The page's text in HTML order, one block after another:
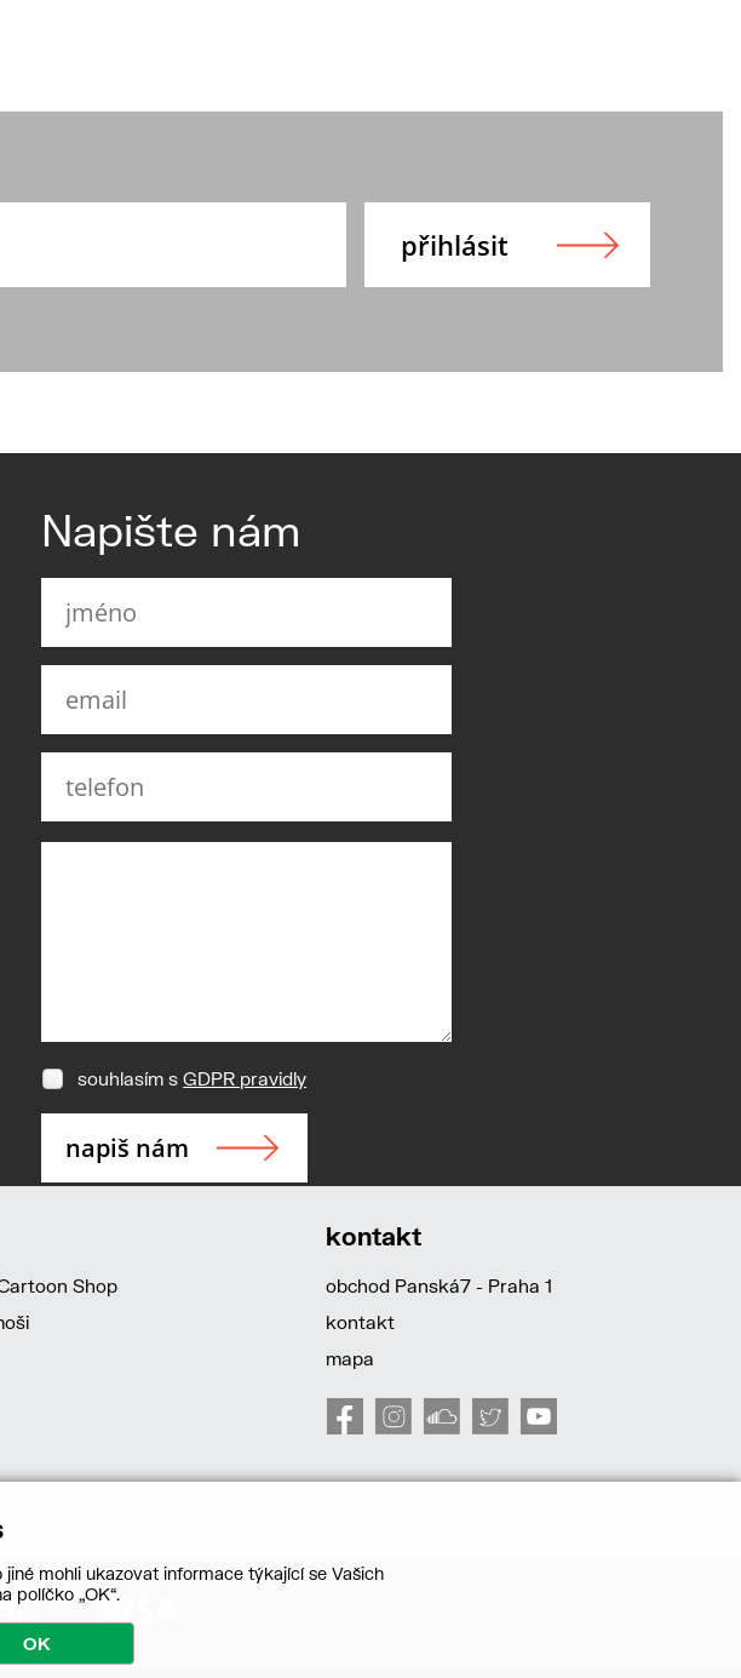
Napište nám
souhlasím sGDPR pravidly
Shop
kontakt
obchod Panská7 - Praha 1
kontakt
mapa
mohli ukazovat informace týkající se Vašich
políčko „OK“.
OK